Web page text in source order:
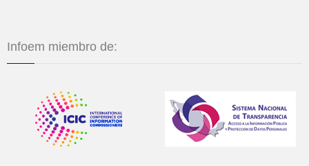
Infoem miembro de: